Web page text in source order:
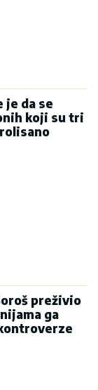
je da se
koji su tri
preživio
ga